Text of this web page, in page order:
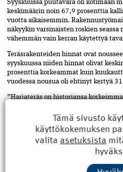
Syyskuussa puutavara oli kotimaan
keskimäärin noin 67,9 prosenttia
vuotta aikaisemmin.
näkyykin varsinaisten roskien seassa
vähemmän vain kerran käytettyä
Teräsrakenteiden hinnat ovat
syyskuussa niiden hinnat olivat
prosenttia korkeammat kuin
vuodessa nousua oli ehtinyt kertyä
”Harjateräs on historiansa
Rakennusmateriaalien hintojen
markkinoilla heijastaa tietysti myös
maailmanmarkkinoilla. Pellervon
tutkimuslaitoksen (PTT):n mukaan
vientihintojen hintapiikki
niin poikkeuksellinen, että vastaavaa
Tämä sivusto
käyttökokemuksen
valita asetuksista